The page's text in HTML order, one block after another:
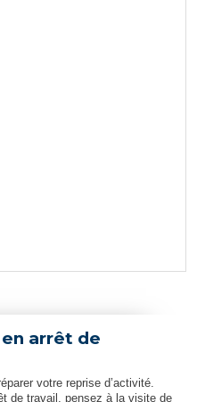
arrêt de
votre reprise d’activité.
de travail, pensez à la visite de